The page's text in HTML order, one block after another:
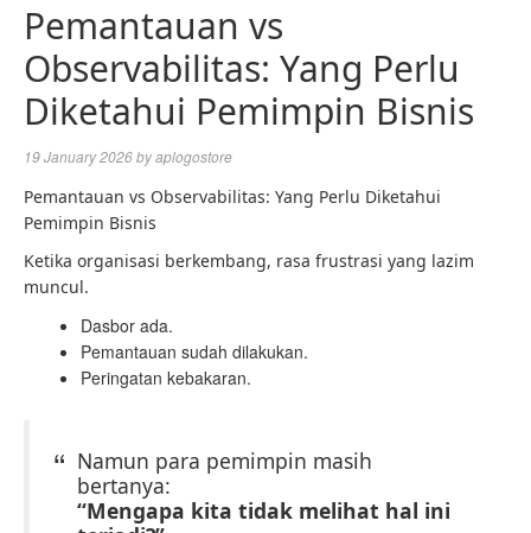
Pemantauan vs
Observabilitas: Yang Perlu
Diketahui Pemimpin Bisnis
19 January 2026byaplogostore
Pemantauan vs Observabilitas: Yang Perlu Diketahui
Pemimpin Bisnis
Ketika organisasi berkembang, rasa frustrasi yang lazim
muncul.
Dasbor ada.
Pemantauan sudah dilakukan.
Peringatan kebakaran.
Namun para pemimpin masih
bertanya:
“Mengapa kita tidak melihat hal ini